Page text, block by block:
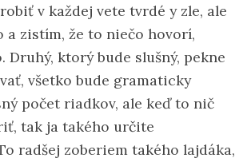
v každej vete tvrdé y zle, ale
a zistím, že to niečo hovorí,
Druhý, ktorý bude slušný, pekne
všetko bude gramaticky
počet riadkov, ale keď to nič
tak ja takého určite
radšej zoberiem takého lajdáka,